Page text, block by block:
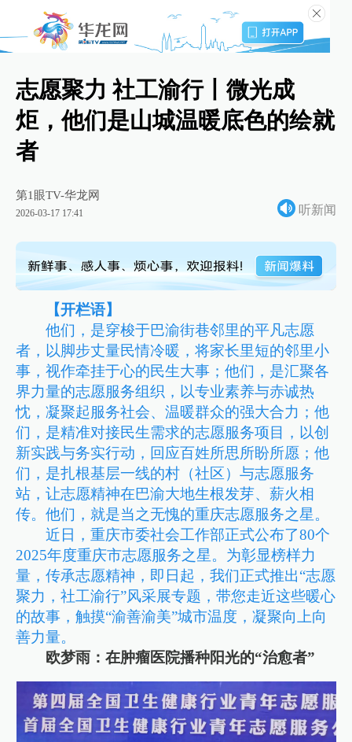
志愿聚力 社工渝行丨微光成
炬，他们是山城温暖底色的绘就
者
第1眼TV-华龙网
2026-03-17 17:41 听新闻
【开栏语】
他们，是穿梭于巴渝街巷邻里的平凡志愿
者，以脚步丈量民情冷暖，将家长里短的邻里小
事，视作牵挂于心的民生大事；他们，是汇聚各
界力量的志愿服务组织，以专业素养与赤诚热
忱，凝聚起服务社会、温暖群众的强大合力；他
们，是精准对接民生需求的志愿服务项目，以创
新实践与务实行动，回应百姓所思所盼所愿；他
们，是扎根基层一线的村（社区）与志愿服务
站，让志愿精神在巴渝大地生根发芽、薪火相
传。他们，就是当之无愧的重庆志愿服务之星。
近日，重庆市委社会工作部正式公布了80个
2025年度重庆市志愿服务之星。为彰显榜样力
量，传承志愿精神，即日起，我们正式推出“志愿
聚力，社工渝行”风采展专题，带您走近这些暖心
的故事，触摸“渝善渝美”城市温度，凝聚向上向
善力量。
欧梦雨：在肿瘤医院播种阳光的“治愈者”